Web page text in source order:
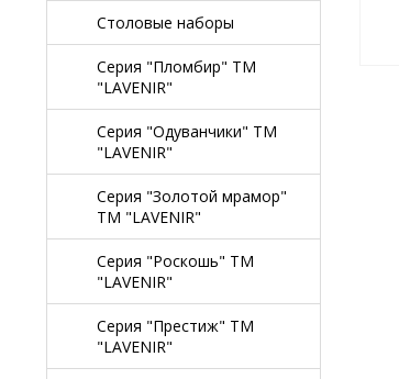
Столовые наборы
Серия "Пломбир" TM
"LAVENIR"
Серия "Одуванчики" TM
"LAVENIR"
Серия "Золотой мрамор"
TM "LAVENIR"
Серия "Роскошь" TM
"LAVENIR"
Серия "Престиж" ТМ
"LAVENIR"